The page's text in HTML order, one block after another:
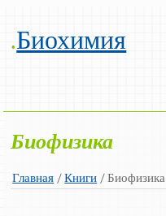
.Биохимия
Биофизика
Главная /Книги / Биофизика